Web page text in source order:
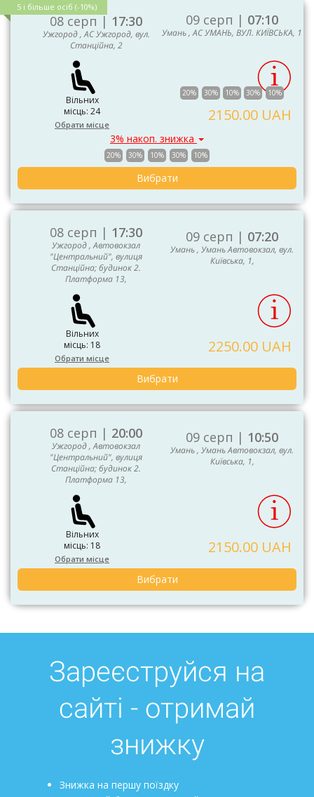
08 серп | 17:30
Ужгород , АС Ужгород, вул.
Станційна, 2
5 і більше осіб (-10%)
09 серп | 07:10
Умань , АС УМАНЬ, ВУЛ. КИЇВСЬКА, 1
Вільних
місць: 24
Обрати місце
20% 30% 10% 30% 10%
2150.00 UAH
3% накоп. знижка
20% 30% 10% 30% 10%
Вибрати
08 серп | 17:30
Ужгород , Автовокзал
"Центральний", вулиця
Станційна; будинок 2.
Платформа 13,
09 серп | 07:20
Умань , Умань Автовокзал, вул.
Київська, 1,
Вільних
місць: 18
Обрати місце
2250.00 UAH
Вибрати
08 серп | 20:00
Ужгород , Автовокзал
"Центральний", вулиця
Станційна; будинок 2.
Платформа 13,
09 серп | 10:50
Умань , Умань Автовокзал, вул.
Київська, 1,
Вільних
місць: 18
Обрати місце
2150.00 UAH
Вибрати
Зареєструйся на
сайті - отримай
знижку
Знижка на першу поїздку